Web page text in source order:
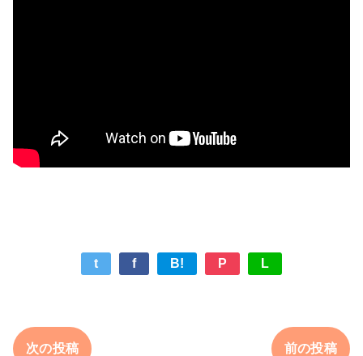
t f B! P L
次の投稿 前の投稿